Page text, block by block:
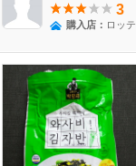
3
購入店： ロッ